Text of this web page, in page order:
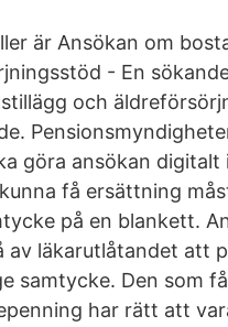
är Ansökan om
- En
och
göra ansökan digitalt
få ersättning
på en blankett.
av läkarutlåtandet att
samtycke. Den som
har rätt att